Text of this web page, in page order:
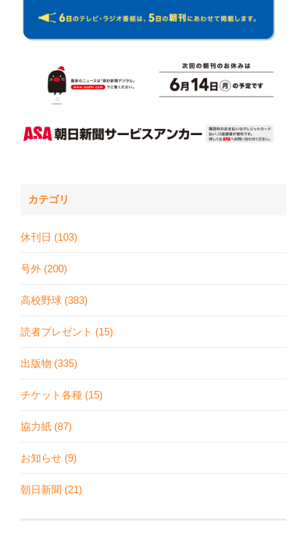
カテゴリ
休刊日 (103)
号外 (200)
高校野球 (383)
読者プレゼント (15)
出版物 (335)
チケット各種 (15)
協力紙 (87)
お知らせ (9)
朝日新聞 (21)